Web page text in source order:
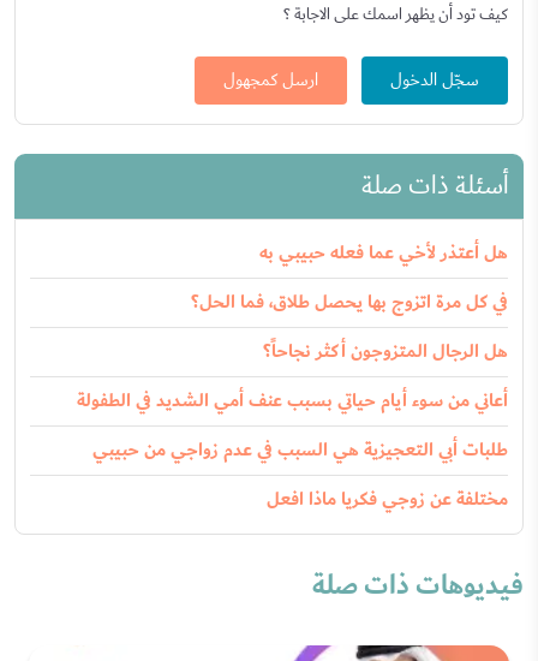
كيف تود أن يظهر اسمك على الاجابة ؟
سجّل الدخول ارسل كمجهول
أسئلة ذات صلة
هل أعتذر لأخي عما فعله حبيبي به
في كل مرة اتزوج بها يحصل طلاق، فما الحل؟
هل الرجال المتزوجون أكثر نجاحاً؟
أعاني من سوء أيام حياتي بسبب عنف أمي الشديد في الطفولة
طلبات أبي التعجيزية هي السبب في عدم زواجي من حبيبي
مختلفة عن زوجي فكريا ماذا افعل
فيديوهات ذات صلة